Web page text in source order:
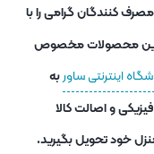
کنندگان گرامی را با
ترین محصولات مخصوص
اینترنتی ساوربه
و اصالت کالا
خود تحویل بگیرید.